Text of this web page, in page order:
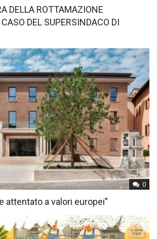
DELLA ROTTAMAZIONE
DEL SUPERSINDACO DI
0
attentato a valori europei”